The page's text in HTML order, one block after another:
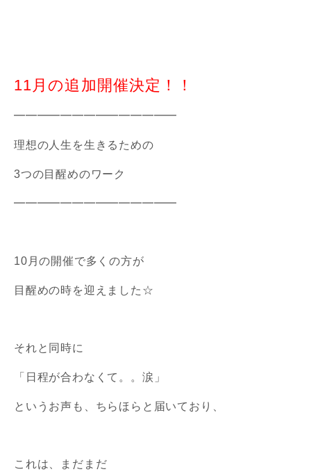
11月の追加開催決定！！
━━━━━━━━━━━━━━
理想の人生を生きるための
3つの目醒めのワーク
━━━━━━━━━━━━━━
10月の開催で多くの方が
目醒めの時を迎えました☆
それと同時に
「日程が合わなくて。。涙」
というお声も、ちらほらと届いており、
これは、まだまだ